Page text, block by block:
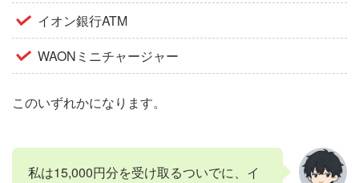
イオン銀行ATM
WAONミニチャージャー
このいずれかになります。
私は15,000円分を受け取るついでに、イ